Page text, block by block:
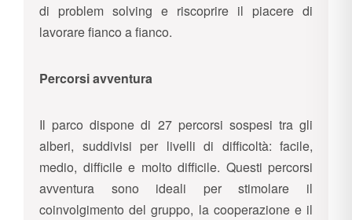
di problem solving e riscoprire il piacere di
lavorare fianco a fianco.
Percorsi avventura
Il parco dispone di 27 percorsi sospesi tra gli
alberi, suddivisi per livelli di difficoltà: facile,
medio, difficile e molto difficile. Questi percorsi
avventura sono ideali per stimolare il
coinvolgimento del gruppo, la cooperazione e il